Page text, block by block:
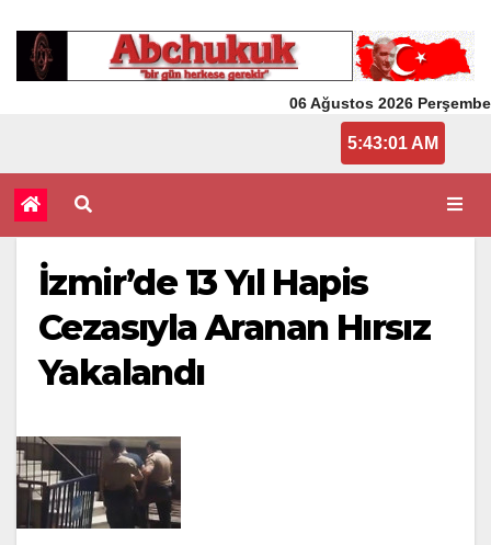
06 Ağustos 2026 Perşembe
5:43:01 AM
İzmir’de 13 Yıl Hapis
Cezasıyla Aranan Hırsız
Yakalandı